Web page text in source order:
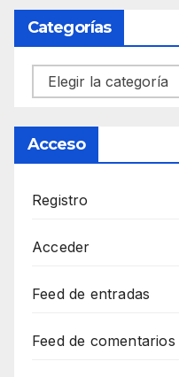
Categorías
Categorías
Acceso
Registro
Acceder
Feed de entradas
Feed de comentarios